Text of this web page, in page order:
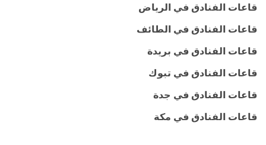
قاعات الفنادق في الرياض
قاعات الفنادق في الطائف
قاعات الفنادق في بريدة
قاعات الفنادق في تبوك
قاعات الفنادق في جدة
قاعات الفنادق في مكة